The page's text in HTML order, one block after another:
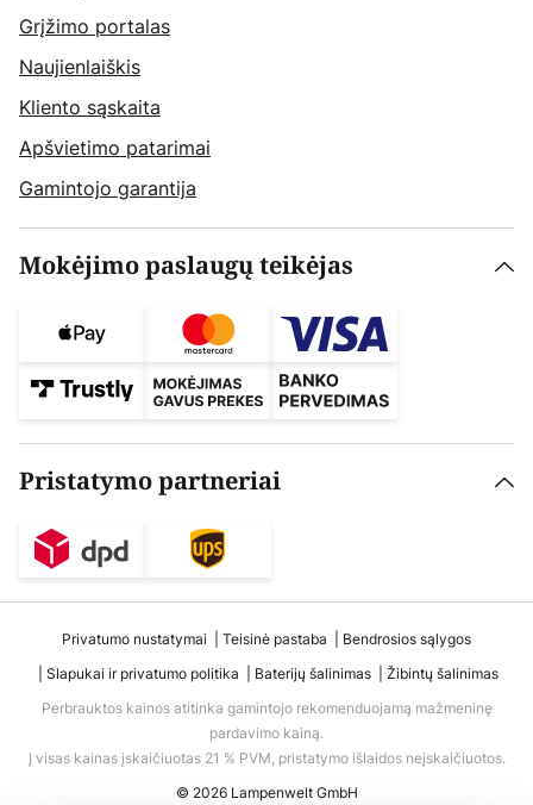
Grįžimo portalas
Naujienlaiškis
Kliento sąskaita
Apšvietimo patarimai
Gamintojo garantija
Mokėjimo paslaugų teikėjas
Pristatymo partneriai
Privatumo nustatymai Teisinė pastaba
Bendrosios sąlygos
Slapukai ir privatumo politika
Baterijų šalinimas
Žibintų šalinimas
Perbrauktos kainos atitinka gamintojo rekomenduojamą mažmeninę
pardavimo kainą.
Į visas kainas įskaičiuotas 21 % PVM, pristatymo išlaidos neįskaičiuotos.
© 2026 Lampenwelt GmbH